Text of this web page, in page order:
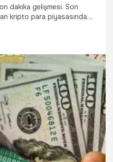
dakika gelişmesi. Son
kripto para piyasasında